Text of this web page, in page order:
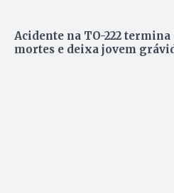
Acidente na TO-222 termina
mortes e deixa jovem